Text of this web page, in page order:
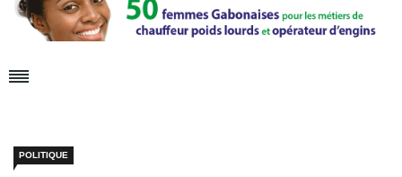
POLITIQUE